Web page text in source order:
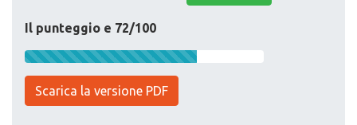
Il punteggio e 72/100
Scarica la versione PDF